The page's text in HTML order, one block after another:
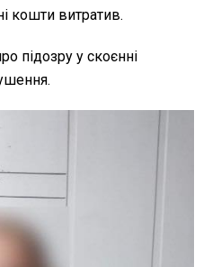
кошти витратив.
підозру у скоєнні